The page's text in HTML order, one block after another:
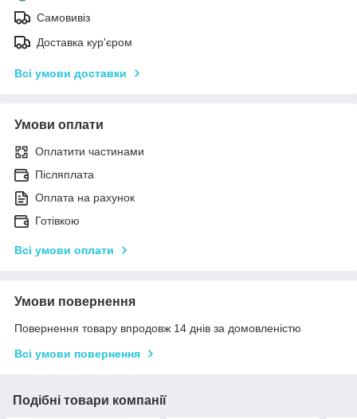
Самовивіз
Доставка кур'єром
Всі умови доставки
Умови оплати
Оплатити частинами
Післяплата
Оплата на рахунок
Готівкою
Всі умови оплати
Умови повернення
Повернення товару впродовж 14 днів за домовленістю
Всі умови повернення
Подібні товари компанії